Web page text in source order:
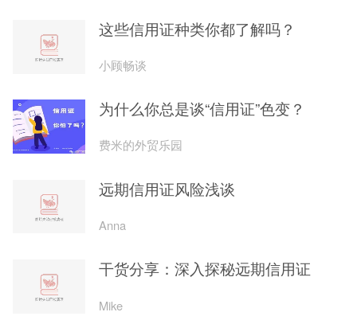
这些信用证种类你都了解吗？
小顾畅谈
为什么你总是谈“信用证”色变？
费米的外贸乐园
远期信用证风险浅谈
Anna
干货分享：深入探秘远期信用证
Mike